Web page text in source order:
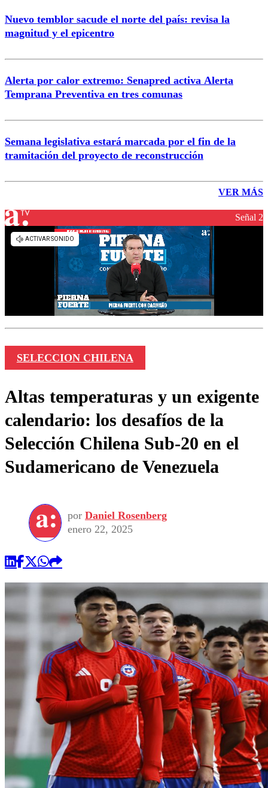
Nuevo temblor sacude el norte del país: revisa la
magnitud y el epicentro
Alerta por calor extremo: Senapred activa Alerta
Temprana Preventiva en tres comunas
Semana legislativa estará marcada por el fin de la
tramitación del proyecto de reconstrucción
VER MÁS
Señal 2
SELECCION CHILENA
Altas temperaturas y un exigente
calendario: los desafíos de la
Selección Chilena Sub-20 en el
Sudamericano de Venezuela
por Daniel Rosenberg
enero 22, 2025